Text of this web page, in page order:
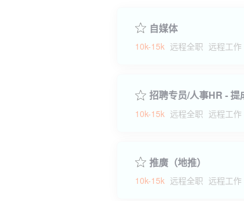
自媒体
10k-15k 远程全职 远程工作
招聘专员/人事HR - 提
10k-15k 远程全职 远程工作
推廣（地推）
10k-15k 远程全职 远程工作